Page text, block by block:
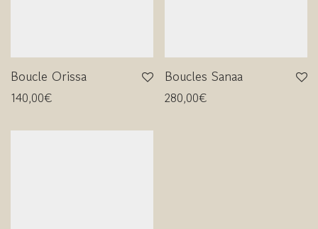
Boucle Orissa
140,00€
Boucles Sanaa
280,00€